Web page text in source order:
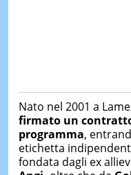
Nato nel 2001 a
firmato un
programma,
etichetta
fondata dagli ex